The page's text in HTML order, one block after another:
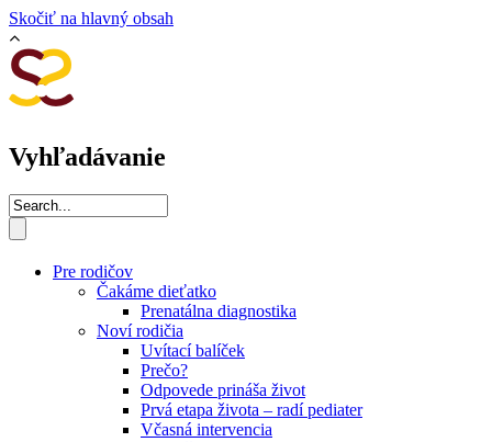
Skočiť na hlavný obsah
Vyhľadávanie
Pre rodičov
Čakáme dieťatko
Prenatálna diagnostika
Noví rodičia
Uvítací balíček
Prečo?
Odpovede prináša život
Prvá etapa života – radí pediater
Včasná intervencia